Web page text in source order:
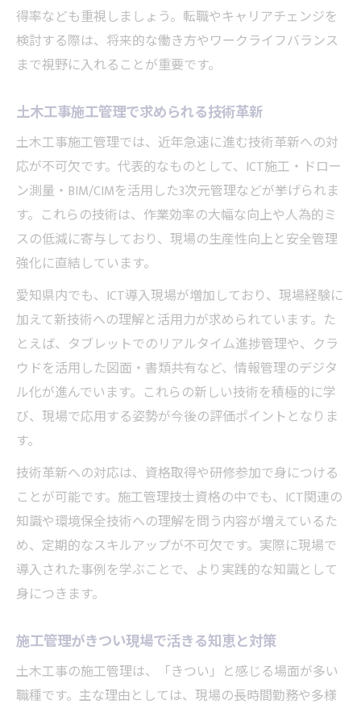
得率なども重視しましょう。転職やキャリアチェンジを
検討する際は、将来的な働き方やワークライフバランス
まで視野に入れることが重要です。
土木工事施工管理で求められる技術革新
土木工事施工管理では、近年急速に進む技術革新への対
応が不可欠です。代表的なものとして、ICT施工・ドロー
ン測量・BIM/CIMを活用した3次元管理などが挙げられま
す。これらの技術は、作業効率の大幅な向上や人為的ミ
スの低減に寄与しており、現場の生産性向上と安全管理
強化に直結しています。
愛知県内でも、ICT導入現場が増加しており、現場経験に
加えて新技術への理解と活用力が求められています。た
とえば、タブレットでのリアルタイム進捗管理や、クラ
ウドを活用した図面・書類共有など、情報管理のデジタ
ル化が進んでいます。これらの新しい技術を積極的に学
び、現場で応用する姿勢が今後の評価ポイントとなりま
す。
技術革新への対応は、資格取得や研修参加で身につける
ことが可能です。施工管理技士資格の中でも、ICT関連の
知識や環境保全技術への理解を問う内容が増えているた
め、定期的なスキルアップが不可欠です。実際に現場で
導入された事例を学ぶことで、より実践的な知識として
身につきます。
施工管理がきつい現場で活きる知恵と対策
土木工事の施工管理は、「きつい」と感じる場面が多い
職種です。主な理由としては、現場の長時間勤務や多様